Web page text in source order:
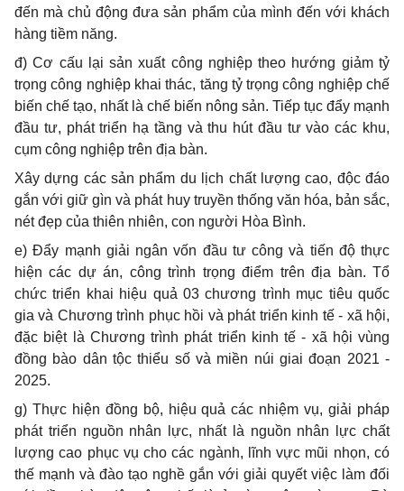
đến mà chủ động đưa sản phẩm của mình đến với khách
hàng tiềm năng.
đ) Cơ cấu lại sản xuất công nghiệp theo hướng giảm tỷ
trọng công nghiệp khai thác, tăng tỷ trọng công nghiệp chế
biến chế tạo, nhất là chế biến nông sản. Tiếp tục đẩy mạnh
đầu tư, phát triển hạ tầng và thu hút đầu tư vào các khu,
cụm công nghiệp trên địa bàn.
Xây dựng các sản phẩm du lịch chất lượng cao, độc đáo
gắn với giữ gìn và phát huy truyền thống văn hóa, bản sắc,
nét đẹp của thiên nhiên, con người Hòa Bình.
e) Đẩy mạnh giải ngân vốn đầu tư công và tiến độ thực
hiện các dự án, công trình trọng điểm trên địa bàn. Tổ
chức triển khai hiệu quả 03 chương trình mục tiêu quốc
gia và Chương trình phục hồi và phát triển kinh tế - xã hội,
đặc biệt là Chương trình phát triển kinh tế - xã hội vùng
đồng bào dân tộc thiểu số và miền núi giai đoạn 2021 -
2025.
g) Thực hiện đồng bộ, hiệu quả các nhiệm vụ, giải pháp
phát triển nguồn nhân lực, nhất là nguồn nhân lực chất
lượng cao phục vụ cho các ngành, lĩnh vực mũi nhọn, có
thế mạnh và đào tạo nghề gắn với giải quyết việc làm đối